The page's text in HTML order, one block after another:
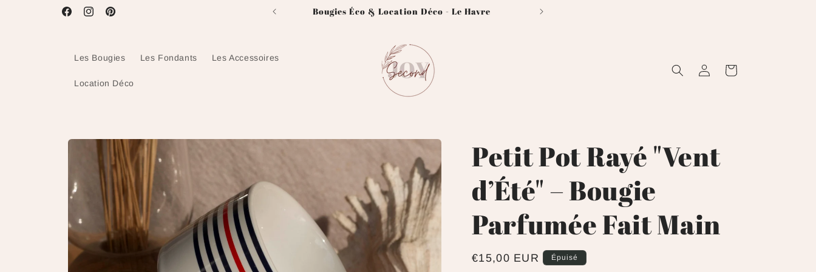
FacebookInstagramPinterest
Bougies Éco & Location Déco - Le Havre
Les Bougies Les Fondants Les Accessoires
Location Déco
ConnexionPanier
Passer aux
informations
produits
Petit Pot Rayé "Vent
d’Été" – Bougie
Parfumée Fait Main
Prix
€15,00 EUR Épuisé